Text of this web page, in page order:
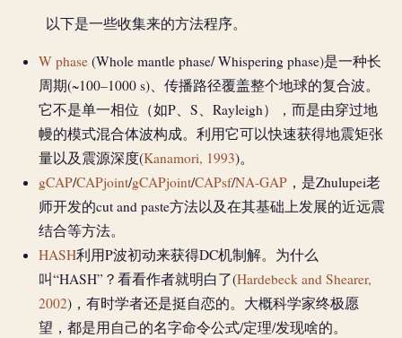
以下是一些收集来的方法程序。
W phase(Whole mantle phase/ Whispering phase)是一种长
周期(~100–1000 s)、传播路径覆盖整个地球的复合波。
它不是单一相位（如P、S、Rayleigh），而是由穿过地
幔的模式混合体波构成。利用它可以快速获得地震矩张
量以及震源深度(Kanamori, 1993)。
gCAP/CAPjoint/gCAPjoint/CAPsf/NA-GAP，是Zhulupei老
师开发的cut and paste方法以及在其基础上发展的近远震
结合等方法。
HASH利用P波初动来获得DC机制解。为什么
叫“HASH”？看看作者就明白了(Hardebeck and Shearer,
2002)，有时学者还是挺自恋的。大概科学家终极愿
望，都是用自己的名字命令公式/定理/发现啥的。